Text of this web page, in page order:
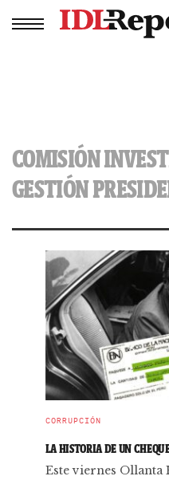
COMISIÓN
GESTIÓN
CORRUPCIÓN
LA HISTORIA DE UN
Este viernes Ollanta